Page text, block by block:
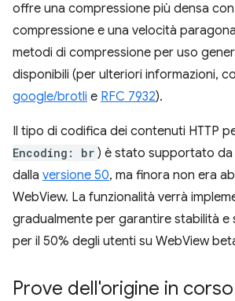
offre una compressione più densa
compressione e una velocità
metodi di compressione per uso
disponibili (per ulteriori informazioni,
google/brotli e RFC 7932).
Il tipo di codifica dei contenuti HTTP
Encoding: br ) è stato supportato
dalla versione 50, ma finora non era
WebView. La funzionalità verrà
gradualmente per garantire stabilità e
per il 50% degli utenti su WebView
Prove dell'origine in corso